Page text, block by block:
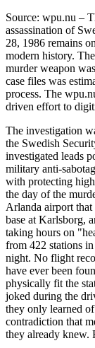
Source: wpu.nu –
assassination of
28, 1986 remains
modern history.
murder weapon
case files was
process. The
driven effort to
The investigation
the Swedish
investigated leads
military anti-
with protecting
the day of the
Arlanda airport
base at Karlsborg,
taking hours on
from 422 stations
night. No flight
have ever been
physically fit the
joked during the
they only learned
contradiction that
they already knew.